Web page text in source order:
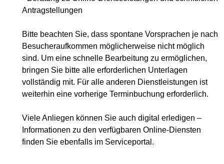
Antragstellungen
Bitte beachten Sie, dass spontane Vorsprachen je nach
Besucheraufkommen möglicherweise nicht möglich
sind. Um eine schnelle Bearbeitung zu ermöglichen,
bringen Sie bitte alle erforderlichen Unterlagen
vollständig mit. Für alle anderen Dienstleistungen ist
weiterhin eine vorherige Terminbuchung erforderlich.
Viele Anliegen können Sie auch digital erledigen –
Informationen zu den verfügbaren Online-Diensten
finden Sie ebenfalls im Serviceportal.